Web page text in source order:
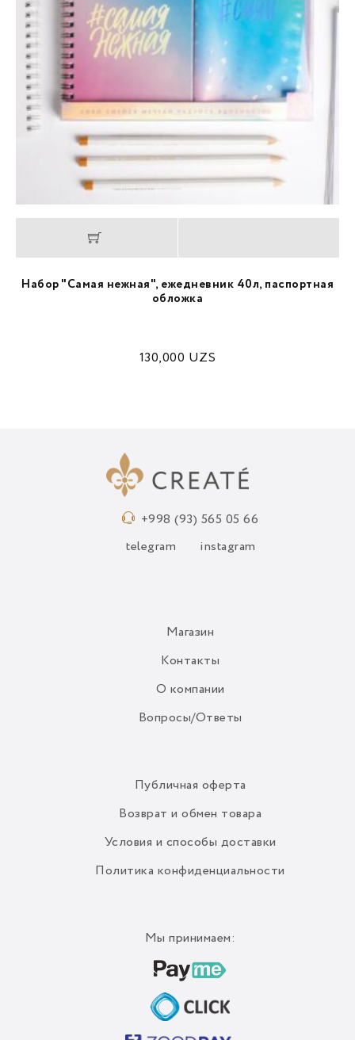
Набор "Самая нежная", ежедневник 40л, паспортная
обложка
130,000 UZS
+998 (93) 565 05 66
telegram instagram
Магазин
Контакты
О компании
Вопросы/Ответы
Публичная оферта
Возврат и обмен товара
Условия и способы доставки
Политика конфиденциальности
Мы принимаем: